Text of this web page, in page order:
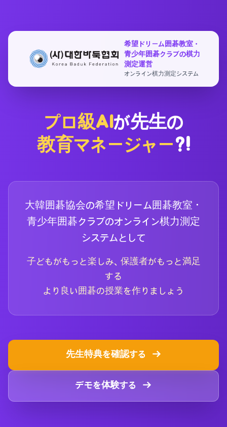
希望ドリーム囲碁教室・
青少年囲碁クラブの棋力
測定運営
オンライン棋力測定システム
プロ級AIが先生の
教育マネージャー?!
大韓囲碁協会の希望ドリーム囲碁教室・
青少年囲碁クラブのオンライン棋力測定
システムとして
子どもがもっと楽しみ、保護者がもっと満足
する
より良い囲碁の授業を作りましょう
先生特典を確認する →
デモを体験する →